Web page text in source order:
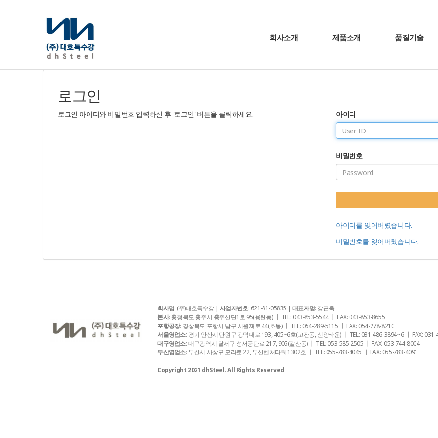
회사소개 제품소개 품질기술
로그인
로그인 아이디와 비밀번호 입력하신 후 '로그인' 버튼을 클릭하세요. 아이디
비밀번호
아이디를 잊어버렸습니다.
비밀번호를 잊어버렸습니다.
회사명: (주)대호특수강 | 사업자번호: 621-81-05835 | 대표자명: 강근욱
본사: 충청북도 충주시 충주산단1로 95(용탄동) ┃ TEL: 043-853-5544 ┃ FAX: 043-853-8655
포항공장: 경상북도 포항시 남구 서원재로 44(호동) ┃ TEL: 054-289-5115 ┃ FAX: 054-278-8210
서울영업소: 경기 안산시 단원구 광덕대로 193, 405~6호(고잔동, 신양타운) ┃ TEL: 031-486-3894~6 ┃ FAX:
대구영업소: 대구광역시 달서구 성서공단로 217, 905(갈산동) ┃ TEL: 053-585-2505 ┃ FAX: 053-744-8004
부산영업소: 부산시 사상구 모라로 22, 부산벤처타워 1302호 ┃ TEL: 055-783-4045 ┃ FAX: 055-783-4091
Copyright 2021 dhSteel. All Rights Reserved.